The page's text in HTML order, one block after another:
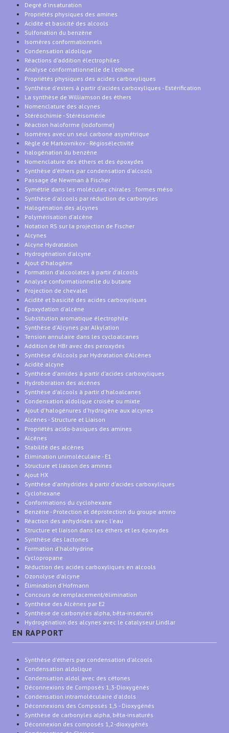
Degré d'insaturation
Propriétés physiques des amines
Acidité et basicité des alcools
Sulfonation du benzène
Isomères conformationnels
Condensation aldolique
Réactions d'addition électrophiles
Analyse conformationnelle de l'éthane
Propriétés physiques des acides carboxyliques
Synthèse d'esters à partir d'acides carboxyliques - Estérification
La synthèse de Williamson des éthers
Nomenclature des alcynes
Stéréochimie - Stéréisomérie
Réaction haloforme (iodoforme)
Isomères avec un seul carbone asymétrique
Règle de Markovnikov - Régiosélectivité
halogénation du benzène
Nomenclature des éthers et des époxydes
Synthèse d'éthers par condensation d'alcools
Passage de Newman à Fischer
Symétrie dans les molécules chirales : formes méso
Synthèse d'alcools par réduction de carbonyles
Halogénation des alcynes
Polymérisation d'alcène
Notation RS sur la projection de Fischer
Alcynes
Alcyne Hydratation
Hydrogénation d'alcyne
Ajout d'halogène
Formation d'alcoolates à partir d'alcools
Analyse conformationnelle du butane
Projection de chevalet
Acidité et basicité des acides carboxyliques
Époxydation d'alcène
Substitution aromatique électrophile
Synthèse d'Alcynes par Alkylation
Tension annulaire dans les cycloalcanes
Addition de HBr avec des peroxydes
Synthèse d'Alcools par Hydratation d'Alcènes
Acidité alcyne
Synthèse d'amides à partir d'acides carboxyliques
Hydroboration des alcènes
Synthèse d'alcools à partir d'haloalcanes
Condensation aldolique croisée ou mixte
Ajout d'halogénures d'hydrogène aux alcynes
Alcènes - Structure et Liaison
Propriétés acido-basiques des amines
Alcènes
Stabilité des alcènes
Élimination unimoléculaire - E1
Structure et liaison des amines
Ajout HX
Synthèse d'anhydrides à partir d'acides carboxyliques
Cyclohexane
Conformations du cyclohexane
Benzène - Protection et déprotection du groupe amino
Réaction des anhydrides avec l'eau
Structure et liaison dans les éthers et les époxydes
Synthèse des lactones
Formation d'halohydrine
Cyclopropane
Réduction des acides carboxyliques en alcools
Ozonolyse d'alcyne
Élimination d'Hofmann
Concours de remplacement/élimination
Synthèse des Alcènes par E2
Synthèse de carbonyles alpha, bêta-insaturés
Hydrogénation des alcynes avec le catalyseur Lindlar
EN RAPPORT
Synthèse d'éthers par condensation d'alcools
Condensation aldolique
Condensation aldol avec des cétones
Déconnexions de Composés 1,3-Dioxygénés
Condensation intramoléculaire d'aldols
Déconnexions des Composés 1,5 - Dioxygénés
Synthèse de carbonyles alpha, bêta-insaturés
Déconnexion des composés 1,2-dioxygénés